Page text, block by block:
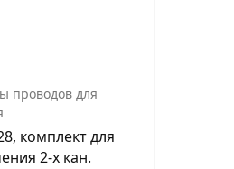
проводов для
комплект для
2-х кан.